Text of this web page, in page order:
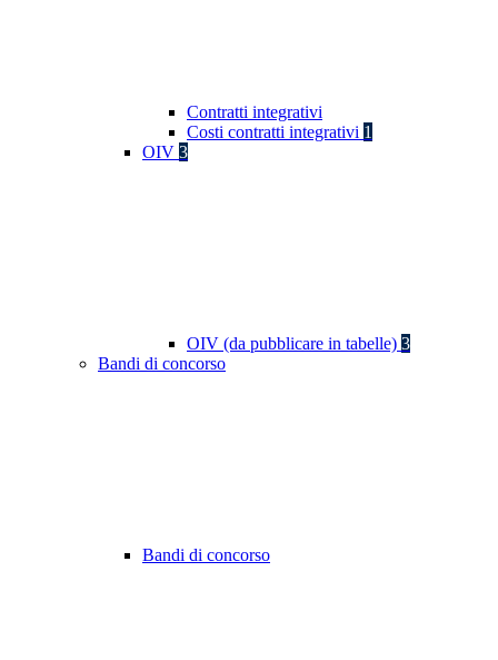
Contratti integrativi
Costi contratti integrativi 1
OIV 3
OIV (da pubblicare in tabelle) 3
Bandi di concorso
Bandi di concorso